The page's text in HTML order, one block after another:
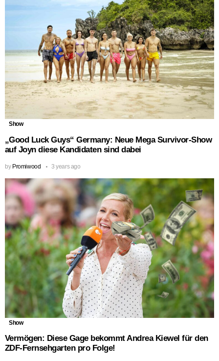
Show
„Good Luck Guys“ Germany: Neue Mega Survivor-Show
auf Joyn diese Kandidaten sind dabei
by Promiwood 3 years ago
Show
Vermögen: Diese Gage bekommt Andrea Kiewel für den
ZDF-Fernsehgarten pro Folge!